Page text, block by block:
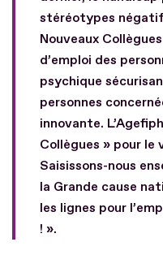
stéréotypes
Nouveaux
d’emploi des
psychique
personnes
innovante.
Collègues » pour le
Saisissons-nous
la Grande cause
les lignes pour
! ».